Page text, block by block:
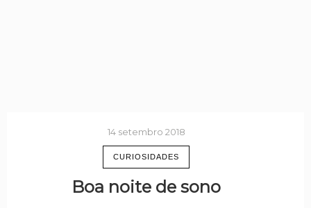
14 setembro 2018
CURIOSIDADES
Boa noite de sono